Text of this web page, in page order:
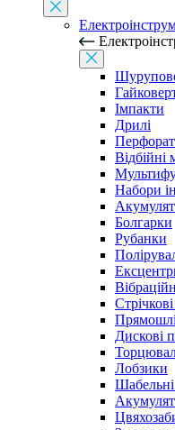
Імпакти
Дрилі
Відбійні
Набори
Болгарки
Рубанки
Дискові
Лобзики